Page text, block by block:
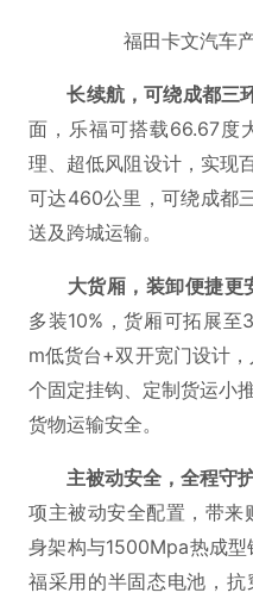
福田卡文汽车
长续航，可绕成都三
面，乐福可搭载66.67度
理、超低风阻设计，实现
可达460公里，可绕成都
送及跨城运输。
大货厢，装卸便捷更
多装10%，货厢可拓展
m低货台+双开宽门设计
个固定挂钩、定制货运小
货物运输安全。
主被动安全，全程守护
项主被动安全配置，带
身架构与1500Mpa热成
福采用的半固态电池，抗